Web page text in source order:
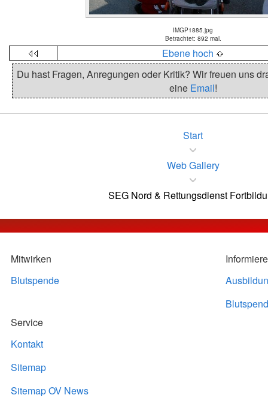
IMGP1885.jpg
Betrachtet: 892 mal.
Ebene hoch
Du hast Fragen, Anregungen oder Kritik? Wir freuen uns
eine Email!
Start
Web Gallery
SEG Nord & Rettungsdienst
Mitwirken
Blutspende
Service
Kontakt
Sitemap
Sitemap OV News